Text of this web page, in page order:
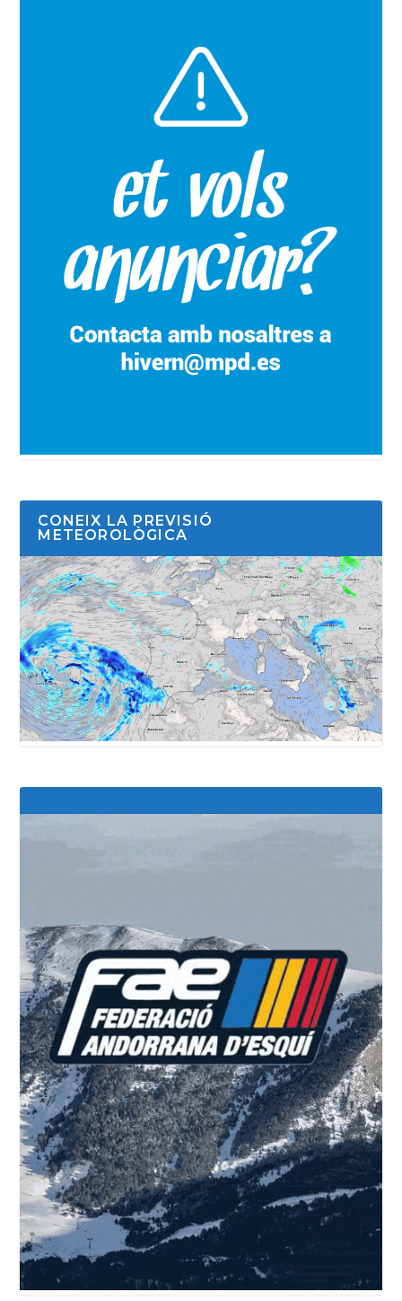
CONEIX LA PREVISIÓ
METEOROLÒGICA